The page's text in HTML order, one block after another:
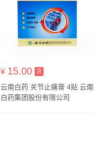
¥ 15.00 货
云南白药 关节止痛膏 4贴 云南
白药集团股份有限公司